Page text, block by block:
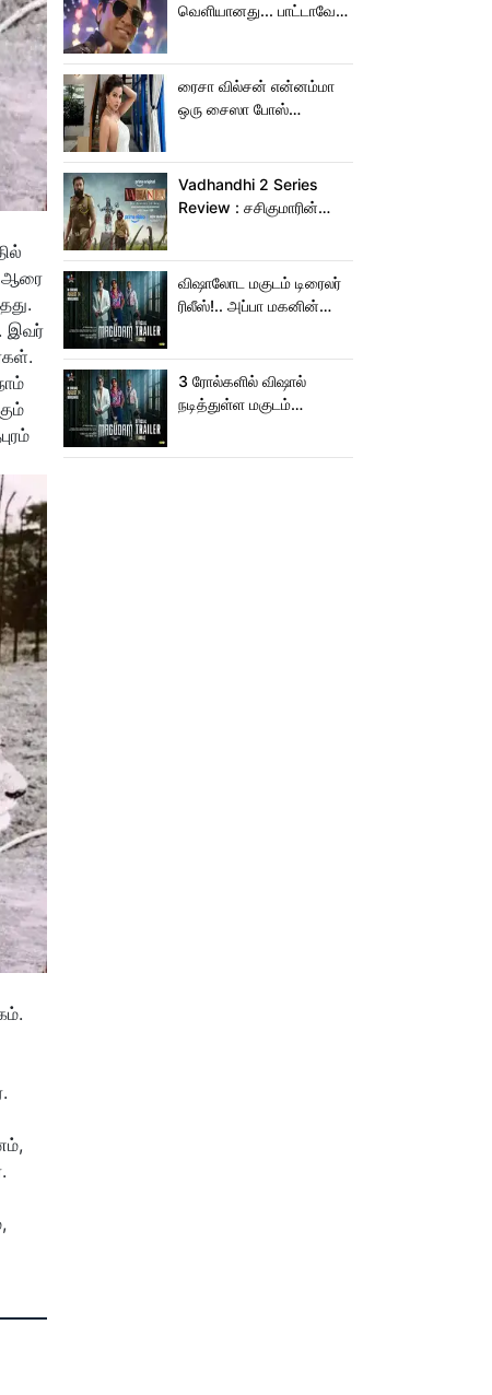
இவர்
வெளியானது... பாட்டாவே
ரைசா வில்சன் என்னம்மா
ஒரு சைஸா போஸ்
Vadhandhi 2 Series
Review : சசிகுமாரின்
விமர்சனம்!
விஷாலோட மகுடம் டிரைலர்
ரிலீஸ்!.. அப்பா மகனின்
3 ரோல்களில் விஷால்
நடித்துள்ள மகுடம்